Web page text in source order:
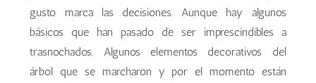
gusto marca las decisiones. Aunque hay algunos
básicos que han pasado de ser imprescindibles a
trasnochados. Algunos elementos decorativos del
árbol que se marcharon y por el momento están